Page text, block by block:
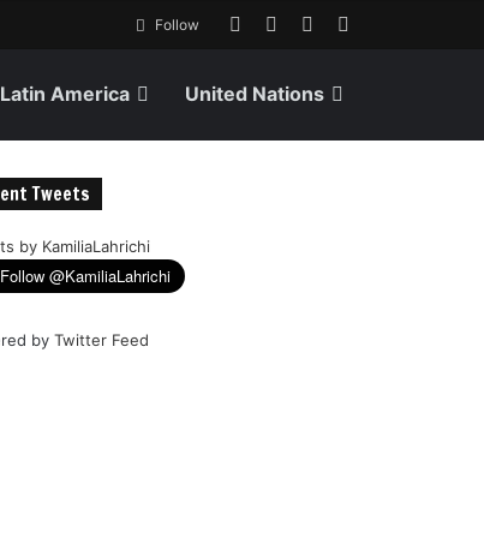
Follow
Latin America United Nations
Tweets
by KamiliaLahrichi
byTwitter Feed